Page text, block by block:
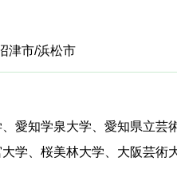
津市/浜松市
愛知学泉大学、愛知県立
学、桜美林大学、大阪芸